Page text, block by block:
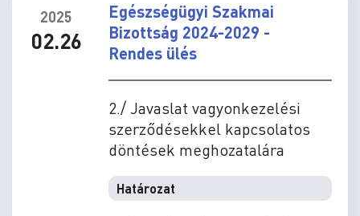
2025
02.26
Egészségügyi Szakmai
Bizottság 2024-2029 -
Rendes ülés
2./ Javaslat vagyonkezelési
szerződésekkel kapcsolatos
döntések meghozatalára
Határozat